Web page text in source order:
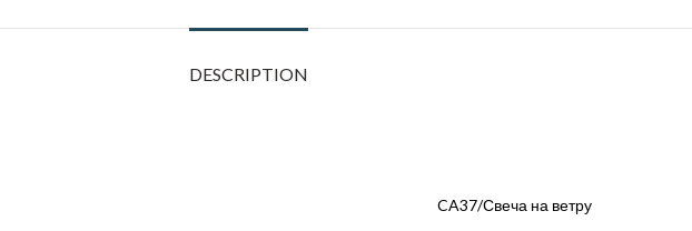
DESCRIPTION
CA37/Свеча на ветру